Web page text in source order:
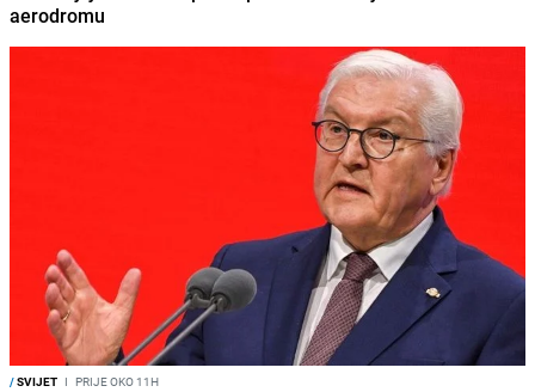
aerodromu
/SVIJET I PRIJE OKO 11H